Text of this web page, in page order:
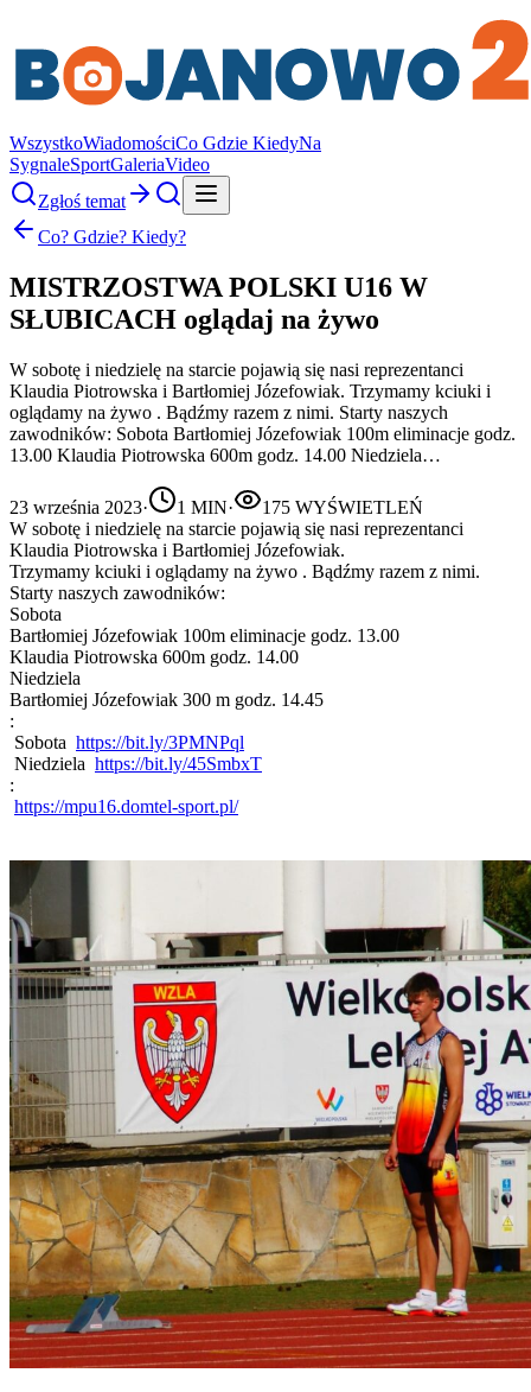
WszystkoWiadomościCo Gdzie KiedyNa
SygnaleSportGaleriaVideo
Zgłoś temat
Co? Gdzie? Kiedy?
MISTRZOSTWA POLSKI U16 W
SŁUBICACH oglądaj na żywo
W sobotę i niedzielę na starcie pojawią się nasi reprezentanci
Klaudia Piotrowska i Bartłomiej Józefowiak. Trzymamy kciuki i
oglądamy na żywo . Bądźmy razem z nimi. Starty naszych
zawodników: Sobota Bartłomiej Józefowiak 100m eliminacje godz.
13.00 Klaudia Piotrowska 600m godz. 14.00 Niedziela…
23 września 2023· 1 MIN· 175 WYŚWIETLEŃ
W sobotę i niedzielę na starcie pojawią się nasi reprezentanci
Klaudia Piotrowska i Bartłomiej Józefowiak.
Trzymamy kciuki i oglądamy na żywo . Bądźmy razem z nimi.
Starty naszych zawodników:
Sobota
Bartłomiej Józefowiak 100m eliminacje godz. 13.00
Klaudia Piotrowska 600m godz. 14.00
Niedziela
Bartłomiej Józefowiak 300 m godz. 14.45
:
Sobota https://bit.ly/3PMNPql
Niedziela https://bit.ly/45SmbxT
:
https://mpu16.domtel-sport.pl/